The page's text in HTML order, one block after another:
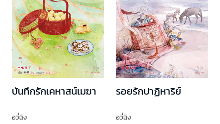
บันทึกรักเคหาสน์เมฆา
อวี๋ฉิง
รอยรักปาฏิหาริย์
อวี๋ฉิง